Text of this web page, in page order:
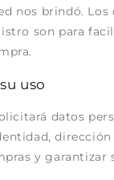
nos brindó. Los
son para
uso
datos
y garantizar